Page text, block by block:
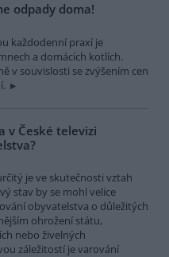
odpady doma!
každodenní praxí je
a domácích kotlích.
v souvislosti se zvýšením cen
v České televizi
je ve skutečnosti vztah
stav by se mohl velice
obyvatelstva o důležitých
ohrožení státu,
nebo živelných
záležitostí je varování